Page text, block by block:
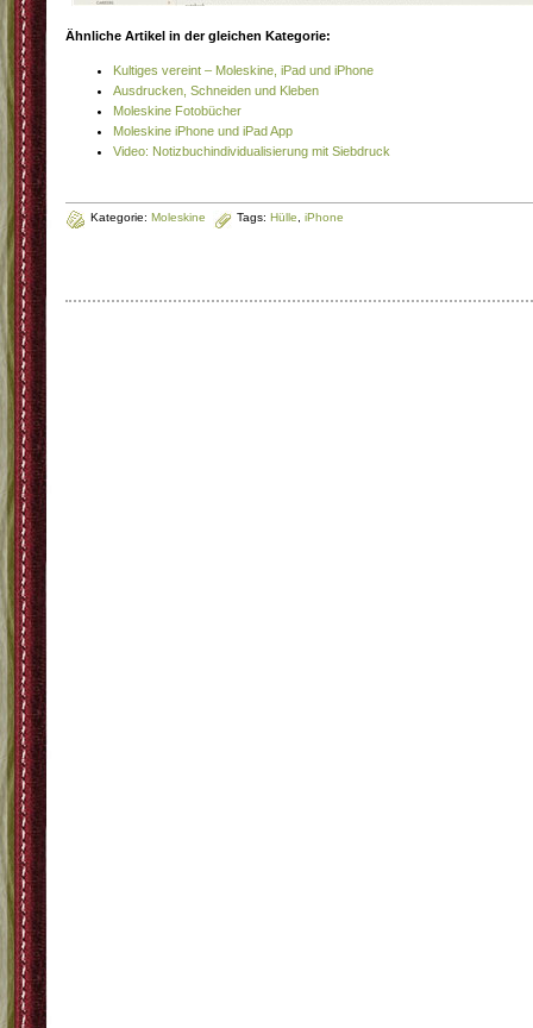
Ähnliche Artikel in der gleichen Kategorie:
Kultiges vereint – Moleskine, iPad und iPhone
Ausdrucken, Schneiden und Kleben
Moleskine Fotobücher
Moleskine iPhone und iPad App
Video: Notizbuchindividualisierung mit Siebdruck
Kategorie: Moleskine Tags: Hülle iPhone